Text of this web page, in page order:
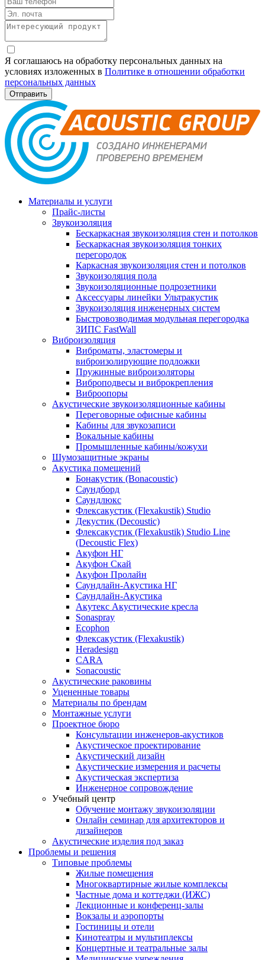
Я соглашаюсь на обработку персональных данных на
условиях изложенных в Политике в отношении обработки
персональных данных
Материалы и услуги
Прайс-листы
Звукоизоляция
Бескаркасная звукоизоляция стен и потолков
Бескаркасная звукоизоляция тонких
перегородок
Каркасная звукоизоляция стен и потолков
Звукоизоляция пола
Звукоизоляционные подрозетники
Аксессуары линейки Ультракустик
Звукоизоляция инженерных систем
Быстровозводимая модульная перегородка
ЗИПС FastWall
Виброизоляция
Виброматы, эластомеры и
виброизолирующие подложки
Пружинные виброизоляторы
Виброподвесы и виброкрепления
Виброопоры
Акустические звукоизоляционные кабины
Переговорные офисные кабины
Кабины для звукозаписи
Вокальные кабины
Промышленные кабины/кожухи
Шумозащитные экраны
Акустика помещений
Бонакустик (Bonacoustic)
Саундборд
Саундлюкс
Флексакустик (Flexakustik) Studio
Декустик (Decoustic)
Флексакустик (Flexakustik) Studio Line
(Decoustic Flex)
Акуфон НГ
Акуфон Скай
Акуфон Пролайн
Саундлайн-Акустика НГ
Саундлайн-Акустика
Акутекс Акустические кресла
Sonaspray
Ecophon
Флексакустик (Flexakustik)
Heradesign
CARA
Sonacoustic
Акустические раковины
Уцененные товары
Материалы по брендам
Монтажные услуги
Проектное бюро
Консультации инженеров-акустиков
Акустическое проектирование
Акустический дизайн
Акустические измерения и расчеты
Акустическая экспертиза
Инженерное сопровождение
Учебный центр
Обучение монтажу звукоизоляции
Онлайн семинар для архитекторов и
дизайнеров
Акустические изделия под заказ
Проблемы и решения
Типовые проблемы
Жилые помещения
Многоквартирные жилые комплексы
Частные дома и коттеджи (ИЖС)
Лекционные и конференц-залы
Вокзалы и аэропорты
Гостиницы и отели
Кинотеатры и мультиплексы
Концертные и театральные залы